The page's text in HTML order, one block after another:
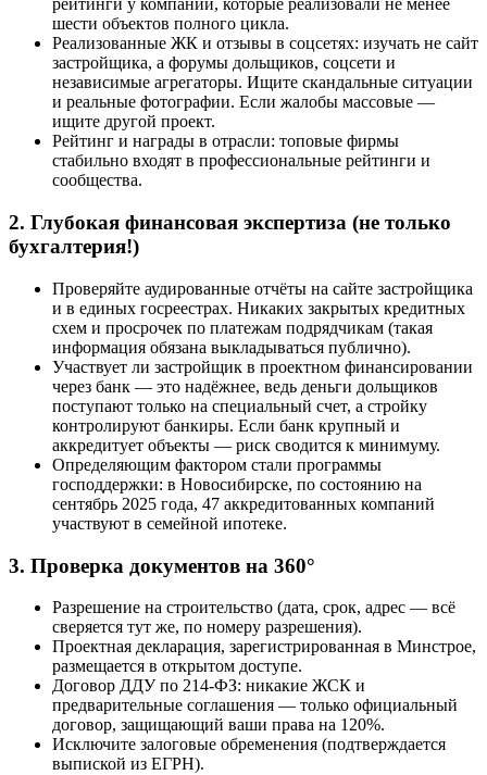
рейтинги у компаний, которые реализовали не менее
шести объектов полного цикла.
Реализованные ЖК и отзывы в соцсетях: изучать не сайт
застройщика, а форумы дольщиков, соцсети и
независимые агрегаторы. Ищите скандальные ситуации
и реальные фотографии. Если жалобы массовые —
ищите другой проект.
Рейтинг и награды в отрасли: топовые фирмы
стабильно входят в профессиональные рейтинги и
сообщества.
2. Глубокая финансовая экспертиза (не только
бухгалтерия!)
Проверяйте аудированные отчёты на сайте застройщика
и в единых госреестрах. Никаких закрытых кредитных
схем и просрочек по платежам подрядчикам (такая
информация обязана выкладываться публично).
Участвует ли застройщик в проектном финансировании
через банк — это надёжнее, ведь деньги дольщиков
поступают только на специальный счет, а стройку
контролируют банкиры. Если банк крупный и
аккредитует объекты — риск сводится к минимуму.
Определяющим фактором стали программы
господдержки: в Новосибирске, по состоянию на
сентябрь 2025 года, 47 аккредитованных компаний
участвуют в семейной ипотеке.
3. Проверка документов на 360°
Разрешение на строительство (дата, срок, адрес — всё
сверяется тут же, по номеру разрешения).
Проектная декларация, зарегистрированная в Минстрое,
размещается в открытом доступе.
Договор ДДУ по 214-ФЗ: никакие ЖСК и
предварительные соглашения — только официальный
договор, защищающий ваши права на 120%.
Исключите залоговые обременения (подтверждается
выпиской из ЕГРН).